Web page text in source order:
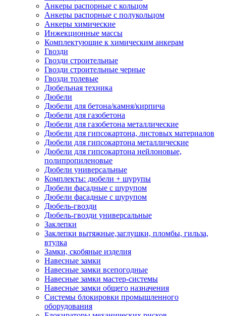
Анкеры распорные с кольцом
Анкеры распорные с полукольцом
Анкеры химические
Инжекционные массы
Комплектующие к химическим анкерам
Гвозди
Гвозди строительные
Гвозди строительные черные
Гвозди толевые
Дюбельная техника
Дюбели
Дюбели для бетона/камня/кирпича
Дюбели для газобетона
Дюбели для газобетона металлические
Дюбели для гипсокартона, листовых материалов
Дюбели для гипсокартона металлические
Дюбели для гипсокартона нейлоновые,
полипропиленовые
Дюбели универсальные
Комплекты: дюбели + шурупы
Дюбели фасадные с шурупом
Дюбели фасадные с шурупом
Дюбель-гвозди
Дюбель-гвозди универсальные
Заклепки
Заклепки вытяжные,заглушки, пломбы, гильза,
втулка
Замки, скобяные изделия
Навесные замки
Навесные замки всепогодные
Навесные замки мастер-системы
Навесные замки общего назначения
Системы блокировки промышленного
оборудования